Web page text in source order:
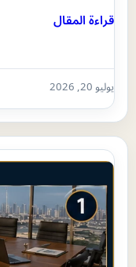
قراءة المقال
يوليو 20, 2026